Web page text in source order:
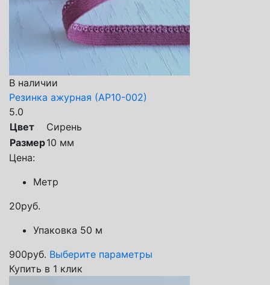
В наличии
Резинка ажурная (АР10-002)
5.0
Цвет
Сирень
Размер10 мм
Цена:
Метр
20руб.
Упаковка 50 м
900руб. Выберите параметры
Купить в 1 клик